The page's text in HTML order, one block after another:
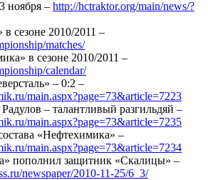
ноября – http://hctraktor.org/main/news/?
сезоне 2010/2011 –
matches/
в сезоне 2010/2011 –
calendar/
– 0:2 –
main.aspx?page=73&article=7223
– талантливый разгильдяй –
main.aspx?page=73&article=7235
«Нефтехимика» –
main.aspx?page=73&article=7234
пополнил защитник «Скалицы» –
newspaper/2010-11-25/6_3/